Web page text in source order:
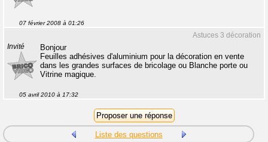
07 février 2008 à 01:26
Astuces 3 décoration
Invité
Bonjour
Feuilles adhésives d'aluminium pour la décoration en vente
dans les grandes surfaces de bricolage ou Blanche porte ou
Vitrine magique.
05 avril 2010 à 17:32
Liste des questions